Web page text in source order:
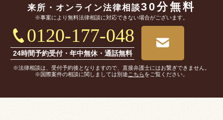
来所・オンライン法律相談30分無料
※事案により無料法律相談に対応できない場合がございます。
0120-177-048
24時間予約受付・年中無休・通話無料
※法律相談は、受付予約後となりますので、直接弁護士にはお繋ぎできません。
※国際案件の相談に関しましては別途 こちらをご覧ください。